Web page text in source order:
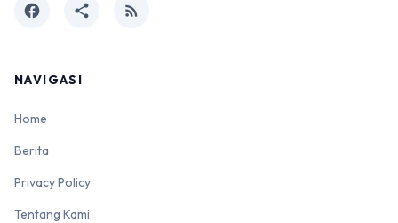
facebook share rss_feed
NAVIGASI
Home
Berita
Privacy Policy
Tentang Kami